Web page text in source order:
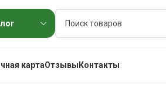
картаОтзывы Контакты